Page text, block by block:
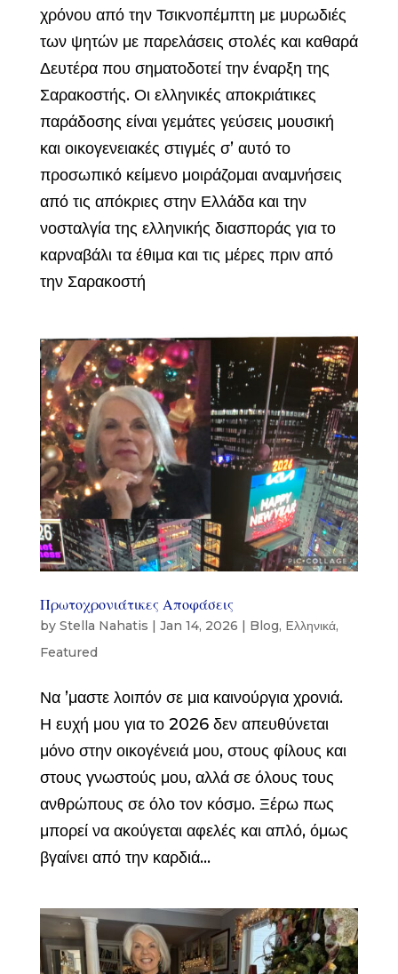
χρόνου από την Τσικνοπέμπτη με μυρωδιές
των ψητών με παρελάσεις στολές και καθαρά
Δευτέρα που σηματοδοτεί την έναρξη της
Σαρακοστής. Οι ελληνικές αποκριάτικες
παράδοσης είναι γεμάτες γεύσεις μουσική
και οικογενειακές στιγμές σ’ αυτό το
προσωπικό κείμενο μοιράζομαι αναμνήσεις
από τις απόκριες στην Ελλάδα και την
νοσταλγία της ελληνικής διασποράς για το
καρναβάλι τα έθιμα και τις μέρες πριν από
την Σαρακοστή
Πρωτοχρονιάτικες Αποφάσεις
by Stella Nahatis | Jan 14, 2026 | Blog, Eλληνικά,
Featured
Να ’μαστε λοιπόν σε μια καινούργια χρονιά.
Η ευχή μου για το 2026 δεν απευθύνεται
μόνο στην οικογένειά μου, στους φίλους και
στους γνωστούς μου, αλλά σε όλους τους
ανθρώπους σε όλο τον κόσμο. Ξέρω πως
μπορεί να ακούγεται αφελές και απλό, όμως
βγαίνει από την καρδιά...